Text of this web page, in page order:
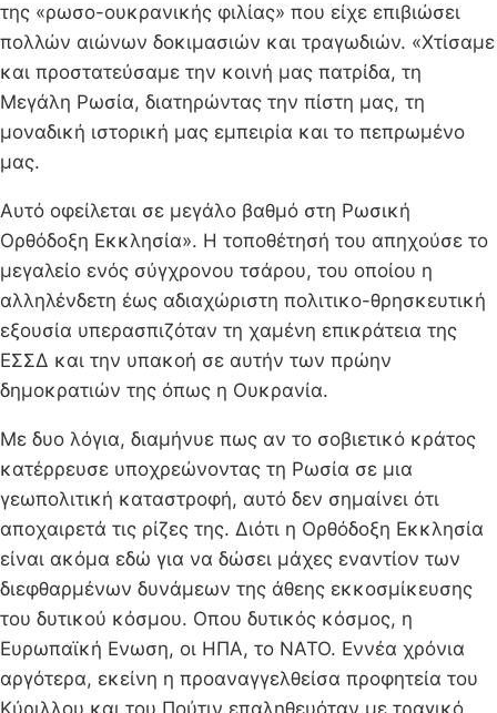
της «ρωσο-ουκρανικής φιλίας» που είχε επιβιώσει
πολλών αιώνων δοκιμασιών και τραγωδιών. «Χτίσαμε
και προστατεύσαμε την κοινή μας πατρίδα, τη
Μεγάλη Ρωσία, διατηρώντας την πίστη μας, τη
μοναδική ιστορική μας εμπειρία και το πεπρωμένο
μας.
Αυτό οφείλεται σε μεγάλο βαθμό στη Ρωσική
Ορθόδοξη Εκκλησία». Η τοποθέτησή του απηχούσε το
μεγαλείο ενός σύγχρονου τσάρου, του οποίου η
αλληλένδετη έως αδιαχώριστη πολιτικο-θρησκευτική
εξουσία υπερασπιζόταν τη χαμένη επικράτεια της
ΕΣΣΔ και την υπακοή σε αυτήν των πρώην
δημοκρατιών της όπως η Ουκρανία.
Με δυο λόγια, διαμήνυε πως αν το σοβιετικό κράτος
κατέρρευσε υποχρεώνοντας τη Ρωσία σε μια
γεωπολιτική καταστροφή, αυτό δεν σημαίνει ότι
αποχαιρετά τις ρίζες της. Διότι η Ορθόδοξη Εκκλησία
είναι ακόμα εδώ για να δώσει μάχες εναντίον των
διεφθαρμένων δυνάμεων της άθεης εκκοσμίκευσης
του δυτικού κόσμου. Οπου δυτικός κόσμος, η
Ευρωπαϊκή Ενωση, οι ΗΠΑ, το ΝΑΤΟ. Εννέα χρόνια
αργότερα, εκείνη η προαναγγελθείσα προφητεία του